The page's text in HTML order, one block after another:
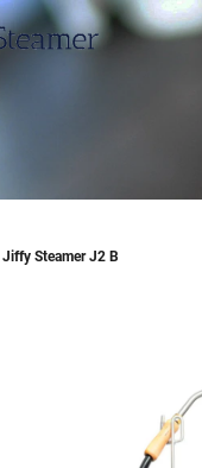
Jiffy Steamer J2 B